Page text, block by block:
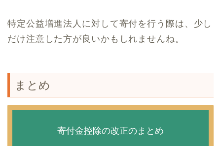
特定公益増進法人に対して寄付を行う際は、少し
だけ注意した方が良いかもしれませんね。
まとめ
寄付金控除の改正のまとめ